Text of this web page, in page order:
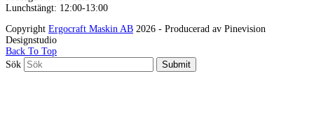
Lunchstängt: 12:00-13:00
Copyright Ergocraft Maskin AB 2026 - Producerad av Pinevision
Designstudio
Back To Top
Sök
Submit